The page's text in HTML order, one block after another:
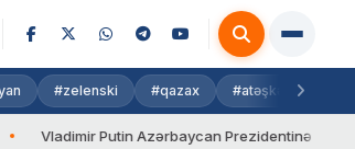
#zelenski #qazax #atəşkəs
Putin Azərbaycan Prezidentinə zəng edib